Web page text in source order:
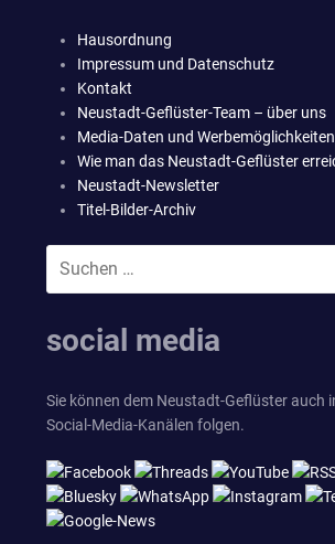
Hausordnung
Impressum und Datenschutz
Kontakt
Neustadt-Geflüster-Team – über uns
Media-Daten und Werbemöglichkeiten
Wie man das Neustadt-Geflüster
Neustadt-Newsletter
Titel-Bilder-Archiv
Suchen
social media
Sie können dem Neustadt-Geflüster auch
Social-Media-Kanälen folgen.